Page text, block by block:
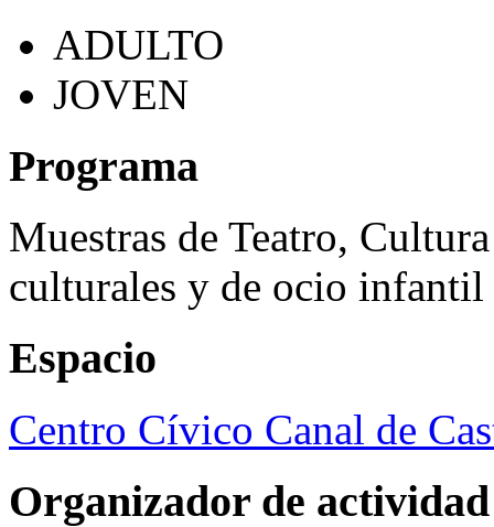
ADULTO
JOVEN
Programa
Muestras de Teatro,
culturales y de ocio infantil
Espacio
Centro Cívico Canal de
Organizador de actividad